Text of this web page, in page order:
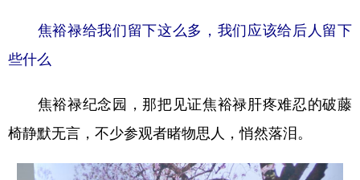
焦裕禄给我们留下这么多，我们应该给后人留下
些什么
焦裕禄纪念园，那把见证焦裕禄肝疼难忍的破藤
椅静默无言，不少参观者睹物思人，悄然落泪。